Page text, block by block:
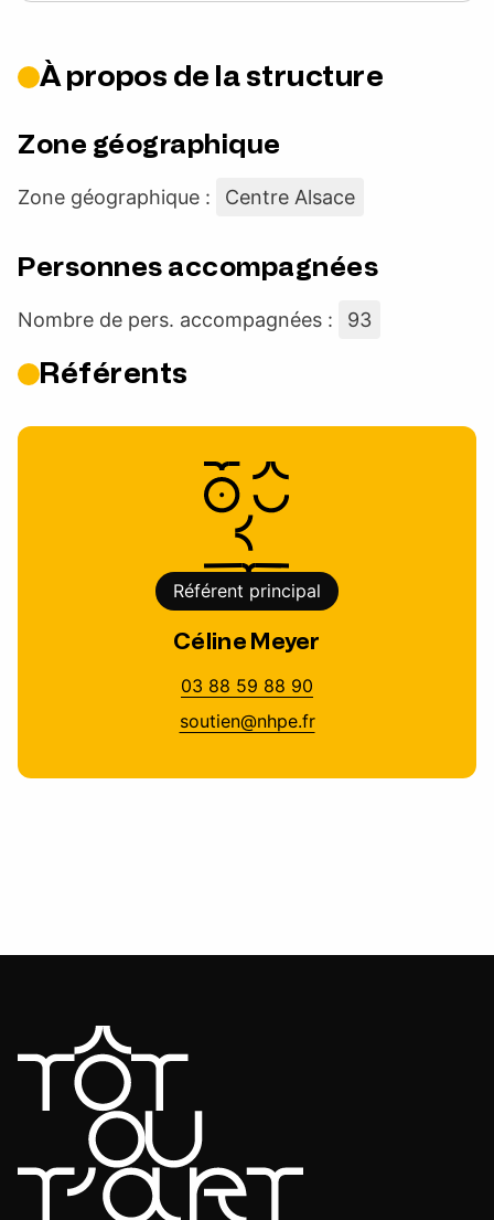
À propos de la structure
Zone géographique
Zone géographique : Centre Alsace
Personnes accompagnées
Nombre de pers. accompagnées : 93
Référents
Référent principal
Céline Meyer
03 88 59 88 90
soutien@nhpe.fr